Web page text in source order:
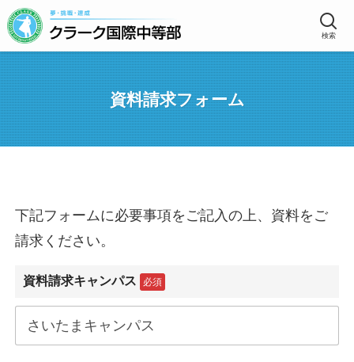
検索
資料請求フォーム
下記フォームに必要事項をご記入の上、資料をご
請求ください。
資料請求キャンパス 必須